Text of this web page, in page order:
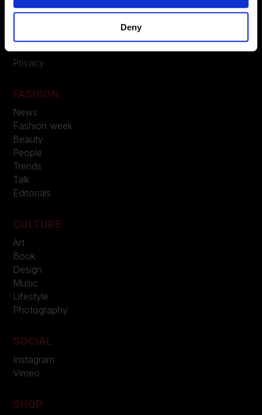
Deny
Contatti
LEGAL
Privacy
FASHION
News
Fashion week
Beauty
People
Trends
Talk
Editorials
CULTURE
Art
Book
Design
Music
Lifestyle
Photography
SOCIAL
Instagram
Vimeo
SHOP